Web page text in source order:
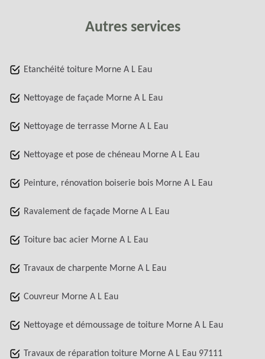
Autres services
Etanchéité toiture Morne A L Eau
Nettoyage de façade Morne A L Eau
Nettoyage de terrasse Morne A L Eau
Nettoyage et pose de chéneau Morne A L Eau
Peinture, rénovation boiserie bois Morne A L Eau
Ravalement de façade Morne A L Eau
Toiture bac acier Morne A L Eau
Travaux de charpente Morne A L Eau
Couvreur Morne A L Eau
Nettoyage et démoussage de toiture Morne A L Eau
Travaux de réparation toiture Morne A L Eau 97111